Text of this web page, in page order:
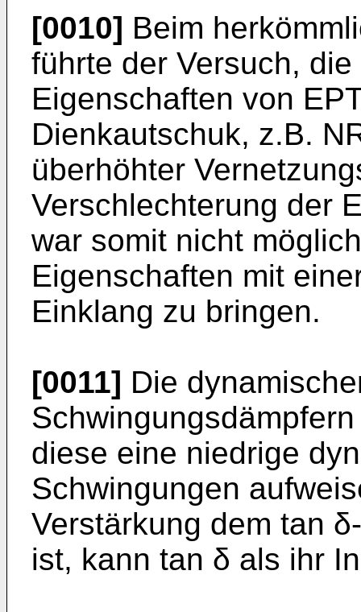
[0010] Beim
führte der Versuch,
Eigenschaften von
Dienkautschuk, z.B.
überhöhter
Verschlechterung der
war somit nicht
Eigenschaften mit
Einklang zu bringen.
[0011] Die
diese eine niedrige
Schwingungen
Verstärkung dem tan
ist, kann tan δ als ihr